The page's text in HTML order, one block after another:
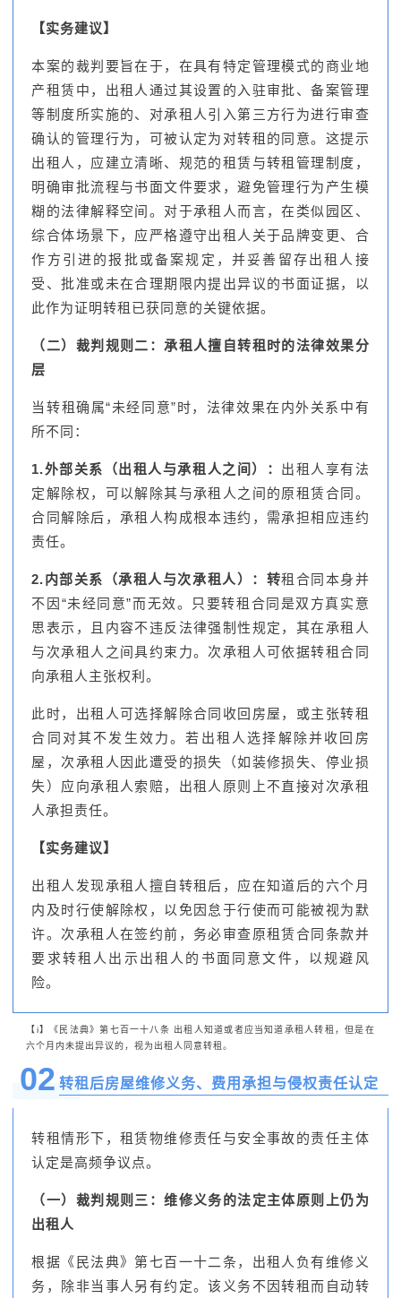
【实务建议】
本案的裁判要旨在于，在具有特定管理模式的商业地
产租赁中，出租人通过其设置的入驻审批、备案管理
等制度所实施的、对承租人引入第三方行为进行审查
确认的管理行为，可被认定为对转租的同意。这提示
出租人，应建立清晰、规范的租赁与转租管理制度，
明确审批流程与书面文件要求，避免管理行为产生模
糊的法律解释空间。对于承租人而言，在类似园区、
综合体场景下，应严格遵守出租人关于品牌变更、合
作方引进的报批或备案规定，并妥善留存出租人接
受、批准或未在合理期限内提出异议的书面证据，以
此作为证明转租已获同意的关键依据。
（二）裁判规则二：承租人擅自转租时的法律效果分
层
当转租确属“未经同意”时，法律效果在内外关系中有
所不同：
1.外部关系（出租人与承租人之间）： 出租人享有法
定解除权，可以解除其与承租人之间的原租赁合同。
合同解除后，承租人构成根本违约，需承担相应违约
责任。
2.内部关系（承租人与次承租人）：转租合同本身并
不因“未经同意”而无效。只要转租合同是双方真实意
思表示，且内容不违反法律强制性规定，其在承租人
与次承租人之间具约束力。次承租人可依据转租合同
向承租人主张权利。
此时，出租人可选择解除合同收回房屋，或主张转租
合同对其不发生效力。若出租人选择解除并收回房
屋，次承租人因此遭受的损失（如装修损失、停业损
失）应向承租人索赔，出租人原则上不直接对次承租
人承担责任。
【实务建议】
出租人发现承租人擅自转租后，应在知道后的六个月
内及时行使解除权，以免因怠于行使而可能被视为默
许。次承租人在签约前，务必审查原租赁合同条款并
要求转租人出示出租人的书面同意文件，以规避风
险。
【i】《民法典》第七百一十八条 出租人知道或者应当知道承租人转租，但是在
六个月内未提出异议的，视为出租人同意转租。
02 转租后房屋维修义务、费用承担与侵权责任认定
转租情形下，租赁物维修责任与安全事故的责任主体
认定是高频争议点。
（一）裁判规则三：维修义务的法定主体原则上仍为
出租人
根据《民法典》第七百一十二条，出租人负有维修义
务，除非当事人另有约定。该义务不因转租而自动转